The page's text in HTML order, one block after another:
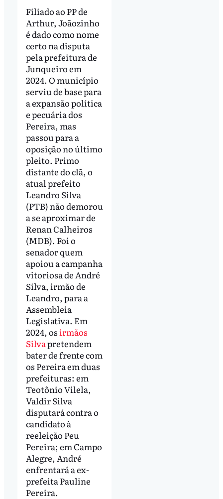
Filiado ao PP de
Arthur, Joãozinho
é dado como nome
certo na disputa
pela prefeitura de
Junqueiro em
2024. O município
serviu de base para
a expansão política
e pecuária dos
Pereira, mas
passou para a
oposição no último
pleito. Primo
distante do clã, o
atual prefeito
Leandro Silva
(PTB) não demorou
a se aproximar de
Renan Calheiros
(MDB). Foi o
senador quem
apoiou a campanha
vitoriosa de André
Silva, irmão de
Leandro, para a
Assembleia
Legislativa. Em
2024, os irmãos
Silvapretendem
bater de frente com
os Pereira em duas
prefeituras: em
Teotônio Vilela,
Valdir Silva
disputará contra o
candidato à
reeleição Peu
Pereira; em Campo
Alegre, André
enfrentará a ex-
prefeita Pauline
Pereira.